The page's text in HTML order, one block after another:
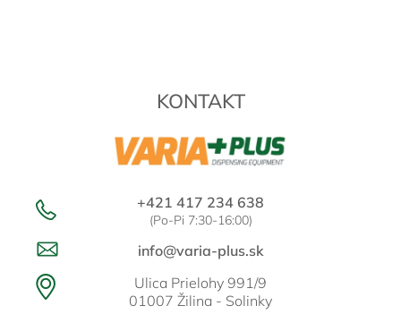
KONTAKT
+421 417 234 638
(Po-Pi 7:30-16:00)
info@varia-plus.sk
Ulica Prielohy 991/9
01007 Žilina - Solinky